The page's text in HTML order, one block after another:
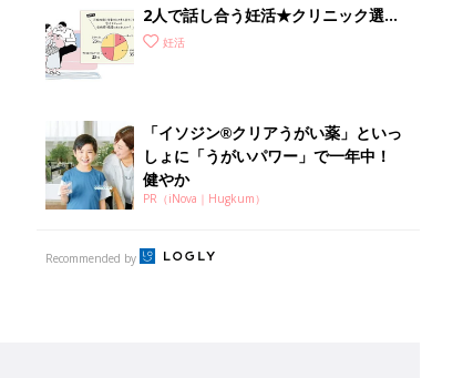
2人で話し合う妊活★クリニック選び
の「心の準備」って？不妊治療スター
妊活
「イソジン®クリアうがい薬」といっ
しょに「うがいパワー」で一年中！
健やか
PR（iNova｜Hugkum）
Recommended by